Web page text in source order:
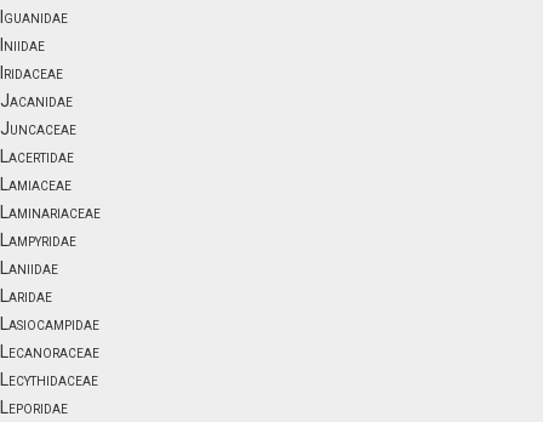
Iguanidae
Iniidae
Iridaceae
Jacanidae
Juncaceae
Lacertidae
Lamiaceae
Laminariaceae
Lampyridae
Laniidae
Laridae
Lasiocampidae
Lecanoraceae
Lecythidaceae
Leporidae